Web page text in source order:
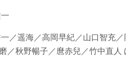
／遥海／高岡早紀／山口智充
／秋野暢子／麿赤兒／竹中直人